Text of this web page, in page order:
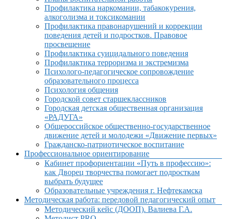
Профилактика наркомании, табакокурения,
алкоголизма и токсикомании
Профилактика правонарушений и коррекции
поведения детей и подростков. Правовое
просвещение
Профилактика суицидального поведения
Профилактика терроризма и экстремизма
Психолого-педагогическое сопровождение
образовательного процесса
Психология общения
Городской совет старшеклассников
Городская детская общественная организация
«РАДУГА»
Общероссийское общественно-государственное
движение детей и молодежи «Движение первых»
Гражданско-патриотическое воспитание
Профессиональное ориентирование
Кабинет профориентации «Путь в профессию»:
как Дворец творчества помогает подросткам
выбрать будущее
Образовательные учреждения г. Нефтекамска
Методическая работа: передовой педагогический опыт
Методический кейс (ДООП). Валиева Г.А.